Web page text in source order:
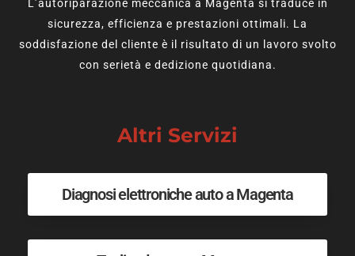
Altri Servizi
Diagnosi elettroniche auto a Magenta
L’autoriparazione meccanica a Magenta si traduce in
sicurezza, efficienza e prestazioni ottimali. La
soddisfazione del cliente è il risultato di un lavoro svolto
con serietà e dedizione quotidiana.